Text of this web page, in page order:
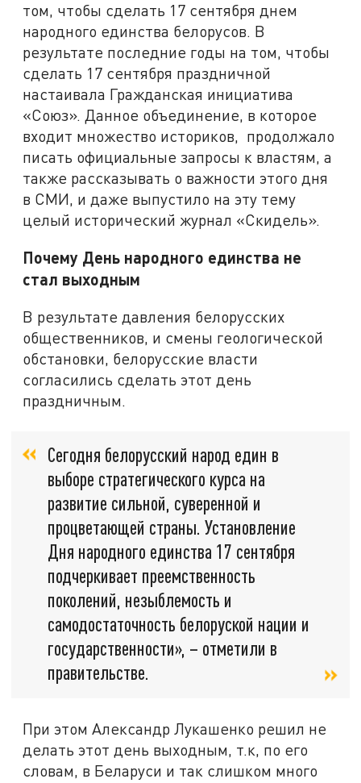
том, чтобы сделать 17 сентября днем
народного единства белорусов. В
результате последние годы на том, чтобы
сделать 17 сентября праздничной
настаивала Гражданская инициатива
«Союз». Данное объединение, в которое
входит множество историков, продолжало
писать официальные запросы к властям, а
также рассказывать о важности этого дня
в СМИ, и даже выпустило на эту тему
целый исторический журнал «Скидель».
Почему День народного единства не
стал выходным
В результате давления белорусских
общественников, и смены геологической
обстановки, белорусские власти
согласились сделать этот день
праздничным.
Сегодня белорусский народ един в
выборе стратегического курса на
развитие сильной, суверенной и
процветающей страны. Установление
Дня народного единства 17 сентября
подчеркивает преемственность
поколений, незыблемость и
самодостаточность белоруской нации и
государственности», – отметили в
правительстве.
При этом Александр Лукашенко решил не
делать этот день выходным, т.к, по его
словам, в Беларуси и так слишком много